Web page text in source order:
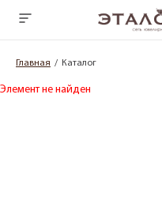
Главная Каталог
Элемент не найден